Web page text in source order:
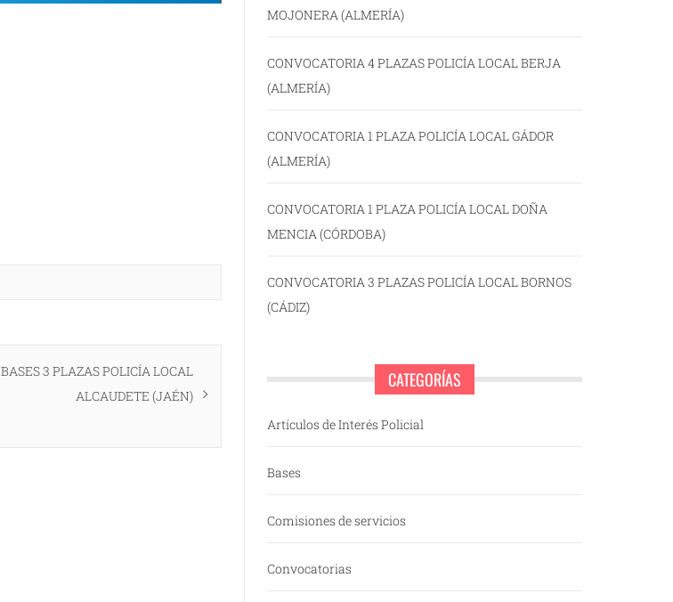
Entrada
BASES 3 PLAZAS POLICÍA LOCAL
ALCAUDETE (JAÉN)
MOJONERA (ALMERÍA)
CONVOCATORIA 4 PLAZAS POLICÍA LOCAL BERJA
(ALMERÍA)
CONVOCATORIA 1 PLAZA POLICÍA LOCAL GÁDOR
(ALMERÍA)
CONVOCATORIA 1 PLAZA POLICÍA LOCAL DOÑA
MENCIA (CÓRDOBA)
CONVOCATORIA 3 PLAZAS POLICÍA LOCAL BORNOS
(CÁDIZ)
CATEGORÍAS
Artículos de Interés Policial
Bases
Comisiones de servicios
Convocatorias